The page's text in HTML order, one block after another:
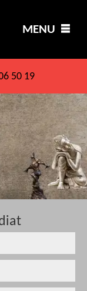
MENU
50 19